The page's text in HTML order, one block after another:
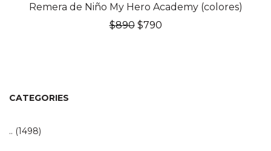
Remera de Niño My Hero Academy (colores)
$890 El
$790El
CATEGORIES
.. (1498)